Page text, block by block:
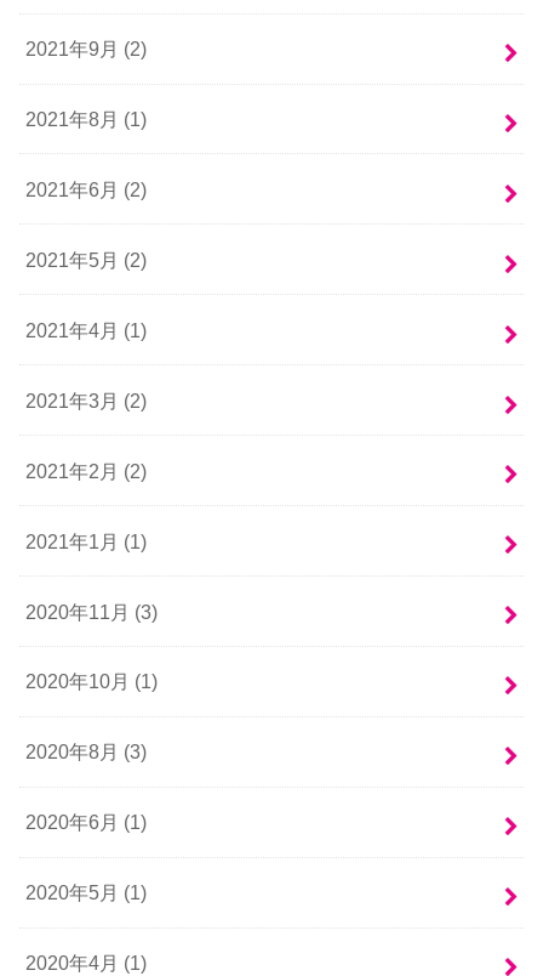
2021年9月 (2)
2021年8月 (1)
2021年6月 (2)
2021年5月 (2)
2021年4月 (1)
2021年3月 (2)
2021年2月 (2)
2021年1月 (1)
2020年11月 (3)
2020年10月 (1)
2020年8月 (3)
2020年6月 (1)
2020年5月 (1)
2020年4月 (1)